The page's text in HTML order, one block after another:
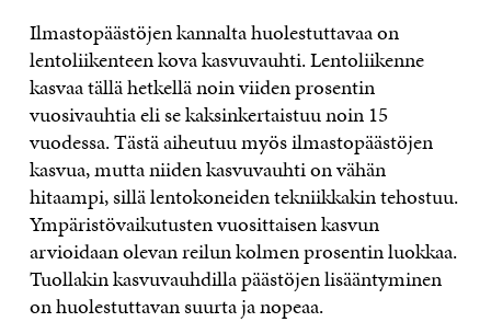
Ilmastopäästöjen kannalta huolestuttavaa on
lentoliikenteen kova kasvuvauhti. Lentoliikenne
kasvaa tällä hetkellä noin viiden prosentin
vuosivauhtia eli se kaksinkertaistuu noin 15
vuodessa. Tästä aiheutuu myös ilmastopäästöjen
kasvua, mutta niiden kasvuvauhti on vähän
hitaampi, sillä lentokoneiden tekniikkakin tehostuu.
Ympäristövaikutusten vuosittaisen kasvun
arvioidaan olevan reilun kolmen prosentin luokkaa.
Tuollakin kasvuvauhdilla päästöjen lisääntyminen
on huolestuttavan suurta ja nopeaa.